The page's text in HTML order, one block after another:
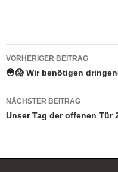
Beitrags-
Navigation
VORHERIGER BEITRAG
😳😱 Wir benötigen
NÄCHSTER BEITRAG
Unser Tag der offenen Tür